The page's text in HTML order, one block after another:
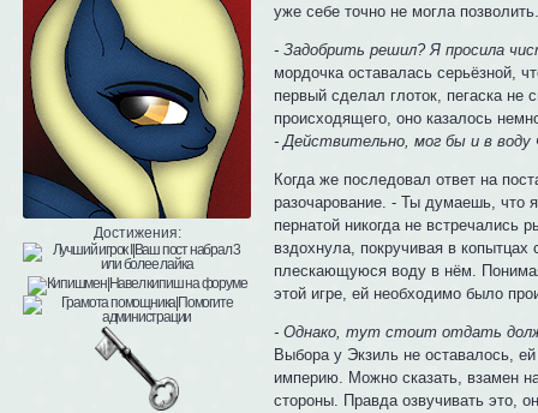
Достижения:
уже себе точно не могла
- Задобрить решил? Я просила
мордочка оставалась серьёзной,
первый сделал глоток, пегаска не
происходящего, оно казалось
- Действительно, мог бы и в
Когда же последовал ответ на
разочарование. - Ты думаешь, что
пернатой никогда не
вздохнула, покручивая в
плескающуюся воду в нём.
этой игре, ей необходимо было
- Однако, тут стоит отдать
Выбора у Экзиль не оставалось,
империю. Можно сказать, взамен
стороны. Правда озвучивать это,